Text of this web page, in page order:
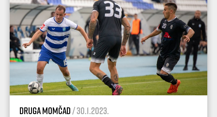
Druga momčad/ 30.1.2023.